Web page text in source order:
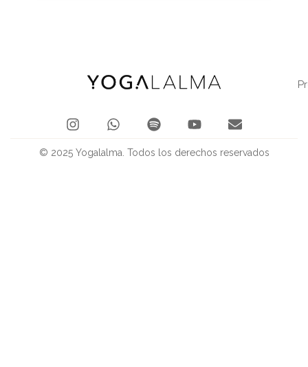
© 2025 Yogalalma. Todos los derechos reservados